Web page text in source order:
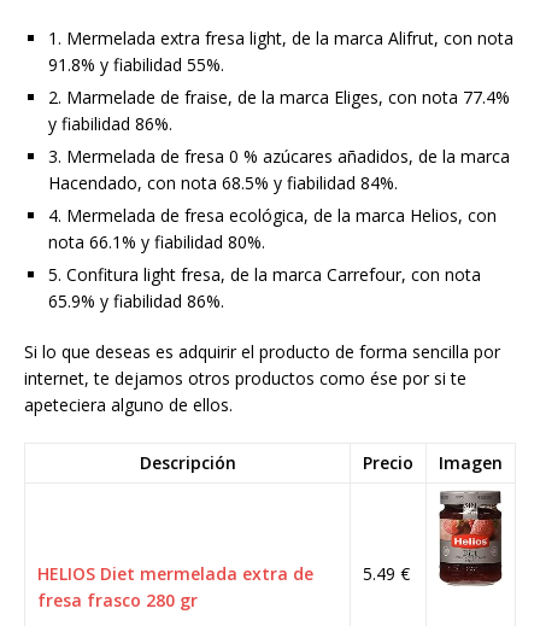
1. Mermelada extra fresa light, de la marca Alifrut, con nota
91.8% y fiabilidad 55%.
2. Marmelade de fraise, de la marca Eliges, con nota 77.4%
y fiabilidad 86%.
3. Mermelada de fresa 0 % azúcares añadidos, de la marca
Hacendado, con nota 68.5% y fiabilidad 84%.
4. Mermelada de fresa ecológica, de la marca Helios, con
nota 66.1% y fiabilidad 80%.
5. Confitura light fresa, de la marca Carrefour, con nota
65.9% y fiabilidad 86%.
Si lo que deseas es adquirir el producto de forma sencilla por
internet, te dejamos otros productos como ése por si te
apeteciera alguno de ellos.
Descripción Precio Imagen
HELIOS Diet mermelada extra de
fresa frasco 280 gr
5.49 €